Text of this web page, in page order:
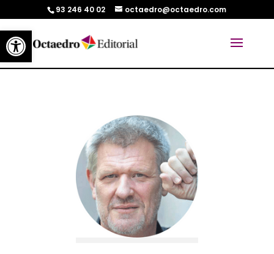
Abrir barra de herramientas
93 246 40 02 octaedro@octaedro.com